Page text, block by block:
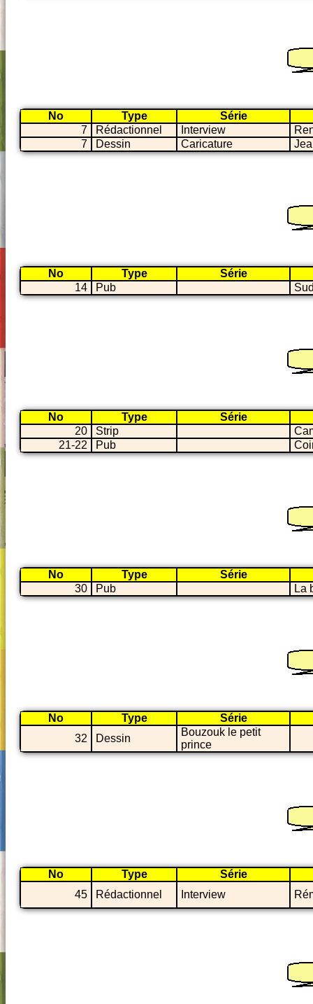
No Type
Série
7
Rédactionnel Interview
7
Dessin Caricature
No Type
Série
14
Pub
No Type
Série
20
Strip
21-22
Pub
No Type
Série
30
Pub La
No Type
Série
32
Dessin
Bouzouk le petit
prince
No Type
Série
45
Rédactionnel Interview